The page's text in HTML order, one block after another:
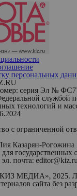
персональных
серия Эл №
службой
технологий и
с ограниченной
Казарян-Рогожина
государственных
почта:
МЕДИА», 2025.
сайта без